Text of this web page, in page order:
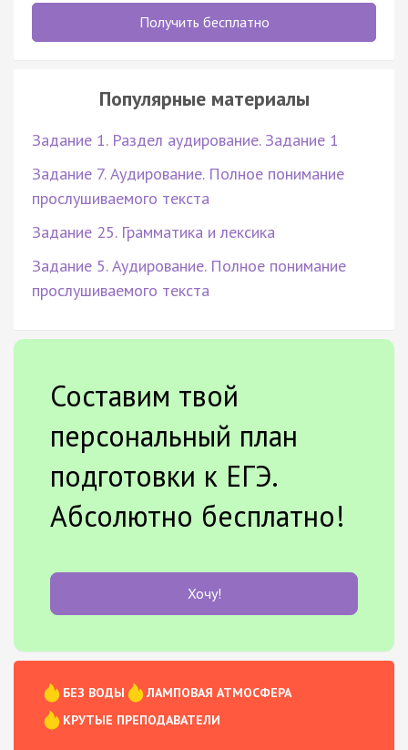
Получить бесплатно
Популярные материалы
Задание 1. Раздел аудирование. Задание 1
Задание 7. Аудирование. Полное понимание
прослушиваемого текста
Задание 25. Грамматика и лексика
Задание 5. Аудирование. Полное понимание
прослушиваемого текста
Составим твой
персональный план
подготовки к ЕГЭ.
Абсолютно бесплатно!
Хочу!
БЕЗ ВОДЫ
ЛАМПОВАЯ АТМОСФЕРА
КРУТЫЕ ПРЕПОДАВАТЕЛИ